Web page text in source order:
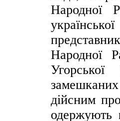
Народної
Народної
дійсним
одержують